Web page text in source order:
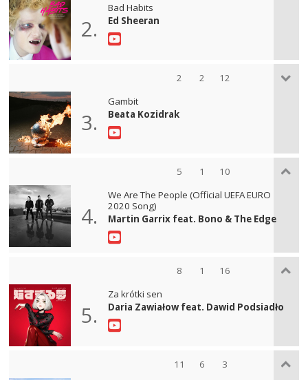
2.
Bad Habits
Ed Sheeran
2 2 12
3.
Gambit
Beata Kozidrak
5 1 10
4.
We Are The People (Official UEFA EURO
2020 Song)
Martin Garrix feat. Bono & The Edge
8 1 16
5.
Za krótki sen
Daria Zawiałow feat. Dawid Podsiadło
11 6 3